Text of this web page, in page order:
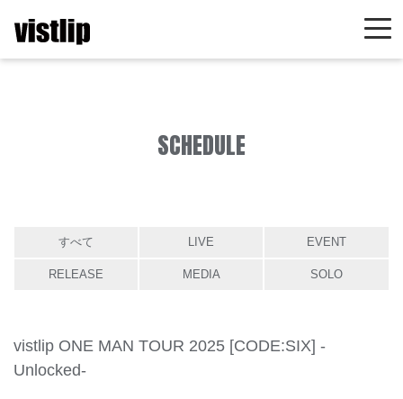
SCHEDULE
すべて LIVE EVENT
RELEASE MEDIA SOLO
vistlip ONE MAN TOUR 2025 [CODE:SIX] -
Unlocked-